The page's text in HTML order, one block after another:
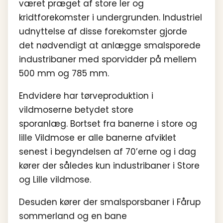
været præget af store ler og
kridtforekomster i undergrunden. Industriel
udnyttelse af disse forekomster gjorde
det nødvendigt at anlægge smalsporede
industribaner med sporvidder på mellem
500 mm og 785 mm.
Endvidere har tørveproduktion i
vildmoserne betydet store
sporanlæg. Bortset fra banerne i store og
lille Vildmose er alle banerne afviklet
senest i begyndelsen af 70’erne og i dag
kører der således kun industribaner i Store
og Lille vildmose.
Desuden kører der smalsporsbaner i Fårup
sommerland og en bane